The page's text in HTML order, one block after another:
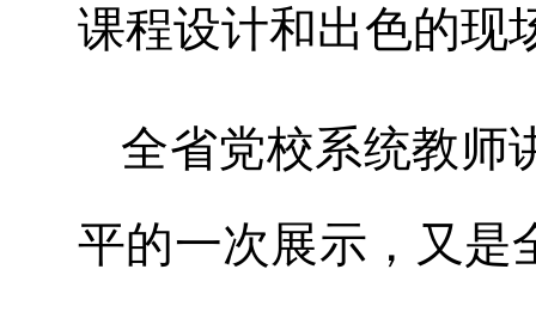
课程设计和出色的现
全省党校系统教师
平的一次展示，又是